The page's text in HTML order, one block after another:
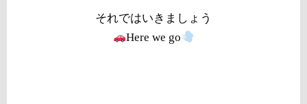
それではいきましょう
Here we go